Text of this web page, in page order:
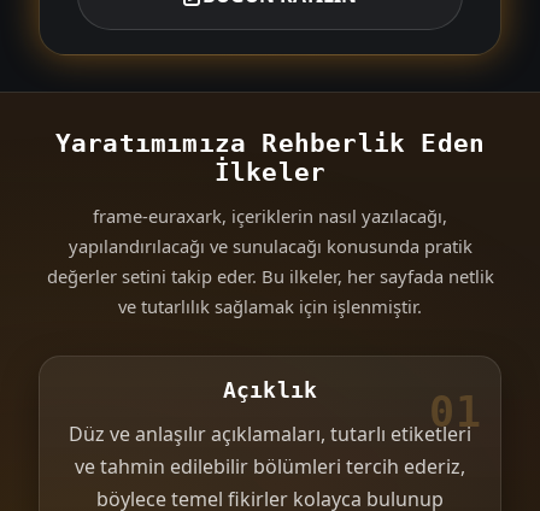
Yaratımımıza Rehberlik Eden
İlkeler
frame-euraxark, içeriklerin nasıl yazılacağı,
yapılandırılacağı ve sunulacağı konusunda pratik
değerler setini takip eder. Bu ilkeler, her sayfada netlik
ve tutarlılık sağlamak için işlenmiştir.
01
Açıklık
Düz ve anlaşılır açıklamaları, tutarlı etiketleri
ve tahmin edilebilir bölümleri tercih ederiz,
böylece temel fikirler kolayca bulunup